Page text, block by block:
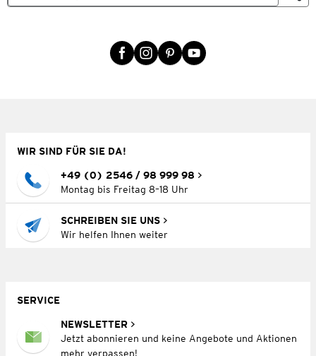
WIR SIND FÜR SIE DA!
+49 (0) 2546 / 98 999 98
Montag bis Freitag 8–18 Uhr
SCHREIBEN SIE UNS
Wir helfen Ihnen weiter
SERVICE
NEWSLETTER
Jetzt abonnieren und keine Angebote und Aktionen
mehr verpassen!